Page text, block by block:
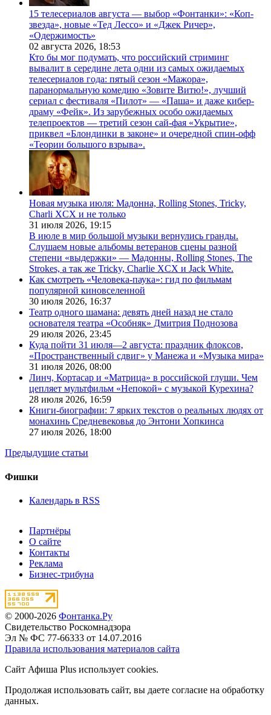
15 телесериалов августа — выбор «Фонтанки»: «Коп-
звезда», новые «Тед Лессо» и «Джек Ричер»,
«Одержимость»
02 августа 2026, 18:53
Кто бы мог подумать, что российский стриминг
вывалит в середине лета одни из самых ожидаемых
телесериалов года: пятый сезон «Мажора»,
паранормальную комедию «Зовите Витю!», лучший
сериал с фестиваля «Пилот» — «Паша» и даже кибер-
драму «Фейк». Из зарубежных особо ожидаемых
телепроектов — третий сезон сай-фая «Укрытие»,
приквел «Блондинки в законе» и очередной спин-офф
«Теории большого взрыва».
Новая музыка июля: Мадонна, Rolling Stones, Tricky,
Charli XCX и не только
31 июля 2026, 19:15
В июле в мир большой музыки вернулись гранды.
Слушаем новые альбомы ветеранов сцены разной
степени «выдержки» — Мадонны, Rolling Stones, The
Strokes, а так же Tricky, Charlie XCX и Jack White.
Как смотреть «Человека-паука»: гид по фильмам
популярной киновселенной
30 июля 2026, 16:37
Театр одного шамана: девять дней назад не стало
основателя театра «Особняк» Дмитрия Поднозова
29 июля 2026, 23:45
Куда пойти 31 июля—2 августа: праздник флоксов,
«Пространственный сдвиг» у Манежа и «Музыка мира»
31 июля 2026, 08:00
Линч, Кортасар и «Матрица» в российской глуши. Чем
цепляет мультфильм «Непокой» с музыкой Курехина?
28 июля 2026, 16:59
Книги-биографии: 7 ярких текстов о реальных людях от
монахинь Средневековья до Энтони Хопкинса
27 июля 2026, 18:00
Предыдущие статьи
Фишки
Календарь в RSS
Партнёры
О сайте
Контакты
Реклама
Бизнес-трибуна
© 2000-2026 Фонтанка.Ру
Свидетельство Роскомнадзора
Эл № ФС 77-66333 от 14.07.2016
Правила использования материалов сайта
Сайт Афиша Plus использует cookies.
Продолжая использовать сайт, вы даете согласие на обработку
данных.